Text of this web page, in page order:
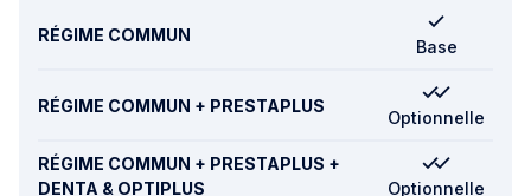
RÉGIME COMMUN
Base
RÉGIME COMMUN + PRESTAPLUS
Optionnelle
RÉGIME COMMUN + PRESTAPLUS +
DENTA & OPTIPLUS
Optionnelle